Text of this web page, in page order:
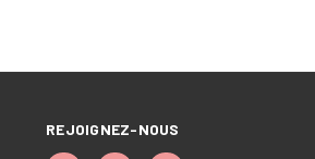
REJOIGNEZ-NOUS